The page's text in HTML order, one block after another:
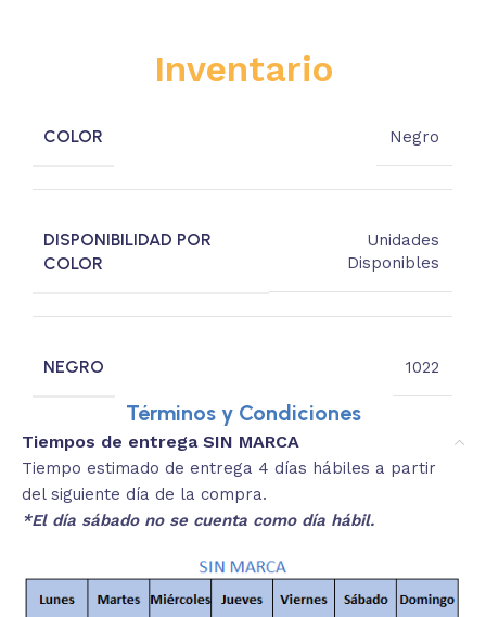
Inventario
COLOR Negro
DISPONIBILIDAD POR
COLOR
Unidades
Disponibles
NEGRO 1022
Términos y Condiciones
Tiempos de entrega SIN MARCA
Tiempo estimado de entrega 4 días hábiles a partir
del siguiente día de la compra.
*El día sábado no se cuenta como día hábil.